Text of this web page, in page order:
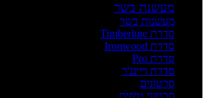
מעשנת בשר
מעשנות בשר
סדרת Timberline
סדרת Ironwood
סדרת Pro
סדרת ריינג'ר
סרטונים
סרטוני טיפים